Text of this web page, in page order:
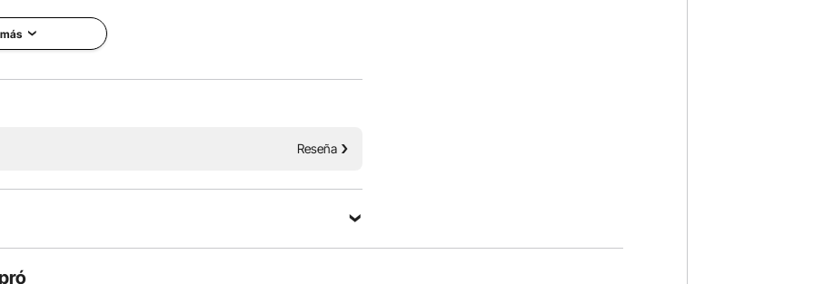
ya que ayuda a organizar bien sus herramientas y
eficiencia.
Reseña